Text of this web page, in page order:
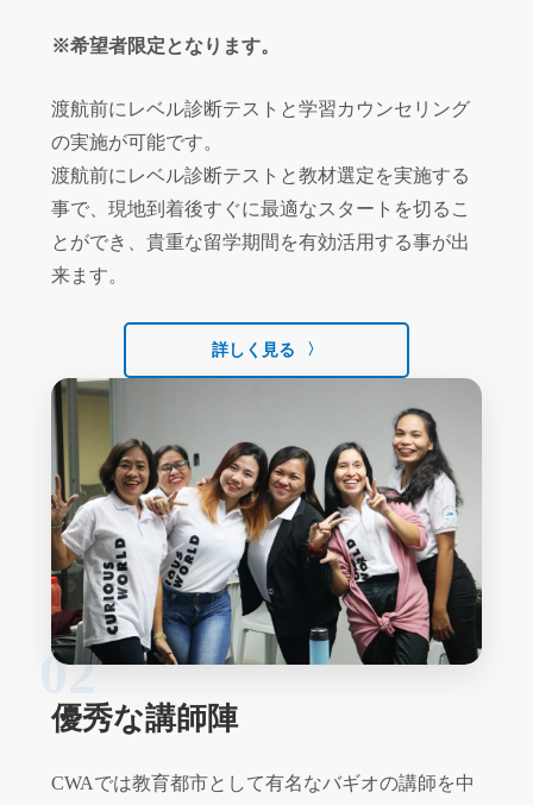
※希望者限定となります。
渡航前にレベル診断テストと学習カウンセリング
の実施が可能です。
渡航前にレベル診断テストと教材選定を実施する
事で、現地到着後すぐに最適なスタートを切るこ
とができ、貴重な留学期間を有効活用する事が出
来ます。
詳しく見る
02
優秀な講師陣
CWAでは教育都市として有名なバギオの講師を中